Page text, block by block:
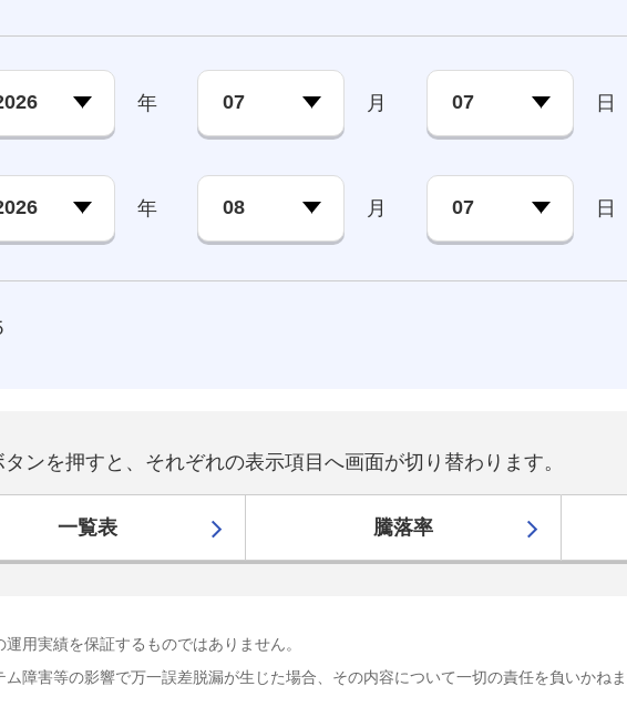
年 月 日
年 月 日
ンを押すと、それぞれの表示項目へ画面が切り替わります。
一覧表 騰落率
用実績を保証するものではありません。
障害等の影響で万一誤差脱漏が生じた場合、その内容について一切の責任を負いかね